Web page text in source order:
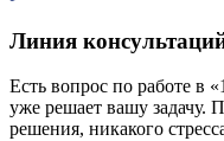
Линия
Есть вопрос по работе в
уже решает вашу задачу.
решения, никакого